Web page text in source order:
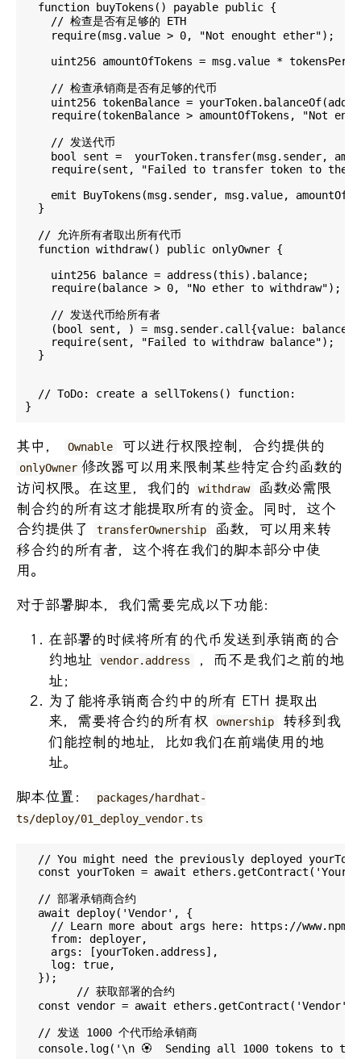
  function buyTokens() payable public {
    // 检查是否有足够的 ETH
    require(msg.value > 0, "Not enought ether");
uint256 amountOfTokens = msg.value *
    // 检查承销商是否有足够的代币
uint256 tokenBalance =
require(tokenBalance > amountOfTokens, "Not
    // 发送代币
bool sent =  yourToken.transfer(msg.sender,
require(sent, "Failed to transfer token to the
emit BuyTokens(msg.sender, msg.value,
  }
  // 允许所有者取出所有代币
  function withdraw() public onlyOwner {
    uint256 balance = address(this).balance;
    require(balance > 0, "No ether to withdraw");
    // 发送代币给所有者
(bool sent, ) = msg.sender.call{value:
    require(sent, "Failed to withdraw balance");
  }
  // ToDo: create a sellTokens() function:
其中， Ownable 可以进行权限控制，合约提供的
onlyOwner 修改器可以用来限制某些特定合约函数的
访问权限。在这里，我们的
withdraw
函数必需限
制合约的所有这才能提取所有的资金。同时，这个
合约提供了
transferOwnership
函数，可以用来转
移合约的所有者，这个将在我们的脚本部分中使
用。
对于部署脚本，我们需要完成以下功能：
在部署的时候将所有的代币发送到承销商的合
约地址
vendor.address
，而不是我们之前的地
址；
为了能将承销商合约中的所有 ETH 提取出
来，需要将合约的所有权
ownership
转移到我
们能控制的地址，比如我们在前端使用的地
址。
脚本位置：
packages/hardhat-
ts/deploy/01_deploy_vendor.ts
// You might need the previously deployed
const yourToken = await
  // 部署承销商合约
  await deploy('Vendor', {
// Learn more about args here: https://
    from: deployer,
    args: [yourToken.address],
    log: true,
  });
const vendor = await ethers.getContract('Vendor',
  // 发送 1000 个代币给承销商
console.log('\n 🏵  Sending all 1000 tokens to